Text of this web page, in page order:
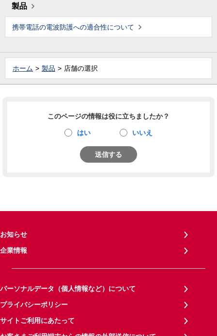
製品
携帯電話の電波防護への適合性について
ホーム 製品 店舗の選択
このページの情報は役に立ちましたか？
はい いいえ
送信する
お知らせ
企業情報
パーソナルデータ（個人情報など）について
プライバシーポリシー
サイトご利用にあたって